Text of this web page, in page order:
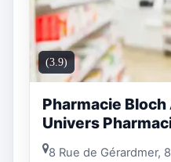
(3.9)
Pharmacie
Univers
8 Rue de Gérardmer,